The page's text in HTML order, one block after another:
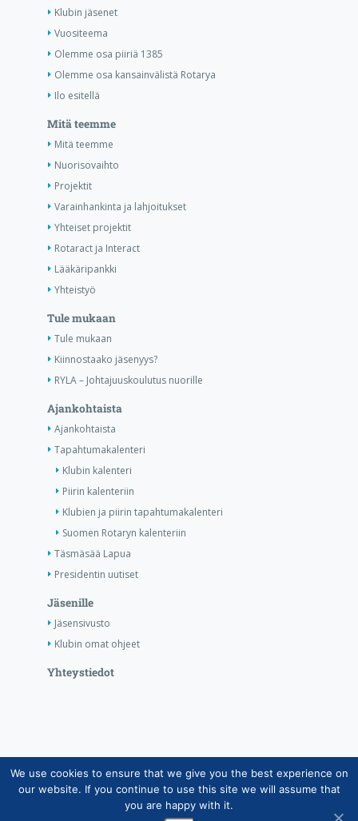
Klubin jäsenet
Vuositeema
Olemme osa piiriä 1385
Olemme osa kansainvälistä Rotarya
Ilo esitellä
Mitä teemme
Mitä teemme
Nuorisovaihto
Projektit
Varainhankinta ja lahjoitukset
Yhteiset projektit
Rotaract ja Interact
Lääkäripankki
Yhteistyö
Tule mukaan
Tule mukaan
Kiinnostaako jäsenyys?
RYLA – Johtajuuskoulutus nuorille
Ajankohtaista
Ajankohtaista
Tapahtumakalenteri
Klubin kalenteri
Piirin kalenteriin
Klubien ja piirin tapahtumakalenteri
Suomen Rotaryn kalenteriin
Täsmäsää Lapua
Presidentin uutiset
Jäsenille
Jäsensivusto
Klubin omat ohjeet
Yhteystiedot
Copyright © Suomen Rotarypalvelu ry 2026 |
Jäsentietojärjestelmän tietosuojaseloste| Henkilötietojen
käsittely Rotarytoiminnassa
We use cookies to ensure that we give you the best experience on
our website. If you continue to use this site we will assume that
you are happy with it.